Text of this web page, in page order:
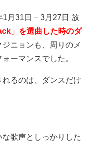
月31日 – 3月27日 放
」を選曲した時のダ
ニョンも、周りのメ
ーマンスでした。
るのは、ダンスだけ
歌声としっかりした